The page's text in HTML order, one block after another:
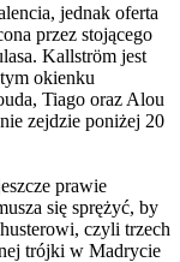
jednak oferta
przez stojącego
Kallström jest
okienku
Tiago oraz Alou
zejdzie poniżej 20
prawie
się sprężyć, by
czyli trzech
trójki w Madrycie